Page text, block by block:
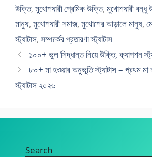
উক্তি, মুখোশধারী প্রেমিক উক্তি, মুখোশধারী বন্ধু
মানুষ, মুখোশধারী সমাজ, মুখোশের আড়ালে মানুষ,
স্ট্যাটাস, সম্পর্কের প্রতারণা স্ট্যাটাস
১০০+ ভুল সিদ্ধান্ত নিয়ে উক্তি, ক্যাপশন
৮০+ মা হওয়ার অনুভূতি স্ট্যাটাস – প্রথম
স্ট্যাটাস ২০২৬
Search